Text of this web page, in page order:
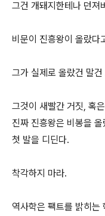
그건 개돼지한테나 던져
비문이 진흥왕이 올랐다
그가 실제로 올랐건 말
그것이 새빨간 거짓, 혹
진짜 진흥왕은 비봉을
첫 발을 디딘다.
착각하지 마라.
역사학은 팩트를 밝히는